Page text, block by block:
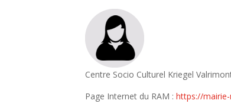
Centre Socio Culturel Kriegel
Page Internet du RAM :https://